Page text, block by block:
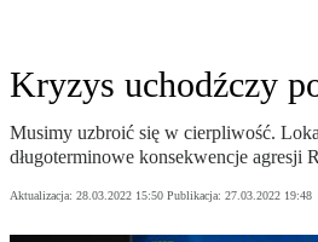
Kryzys uchodźczy
Musimy uzbroić się w cierpliwość.
długoterminowe konsekwencje agresji
Aktualizacja: 28.03.2022 15:50 Publikacja: 27.03.2022 19:48